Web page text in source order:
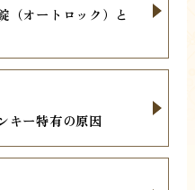
（オートロック）と
キー特有の原因